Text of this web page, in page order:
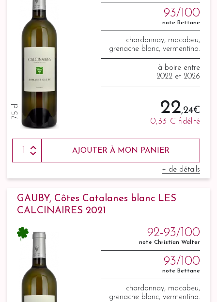
75 cl
93/100
note Bettane
chardonnay, macabeu,
grenache blanc, vermentino.
à boire entre
2022 et 2026
22,24 €
0,33 € fidélité
AJOUTER À MON PANIER
+ de détails
GAUBY, Côtes Catalanes blanc LES
CALCINAIRES 2021
92-93/100
note Christian Walter
93/100
note Bettane
chardonnay, macabeu,
grenache blanc, vermentino.